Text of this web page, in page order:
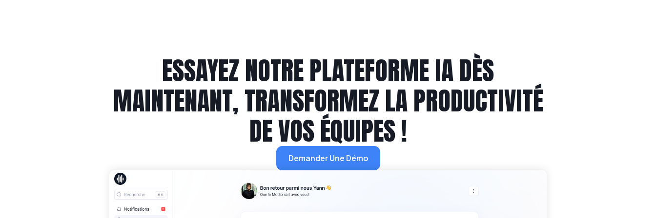
ESSAYEZ NOTRE PLATEFORME IA DÈS
MAINTENANT, TRANSFORMEZ LA PRODUCTIVITÉ
DE VOS ÉQUIPES !
Demander Une Démo